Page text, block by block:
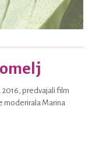
2016, predvajali film
moderirala Marina